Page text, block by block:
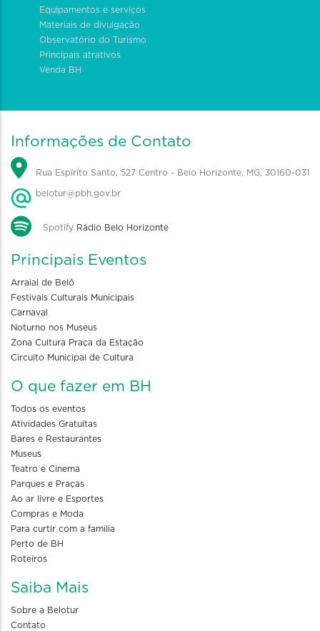
Equipamentos e serviços
Materiais de divulgação
Observatório do Turismo
Principais atrativos
Venda BH
Informações de Contato
Rua Espírito Santo, 527 Centro - Belo Horizonte, MG, 30160-031
belotur@pbh.gov.br
Spotify Rádio Belo Horizonte
Principais Eventos
Arraial de Belô
Festivais Culturais Municipais
Carnaval
Noturno nos Museus
Zona Cultura Praça da Estação
Circuito Municipal de Cultura
O que fazer em BH
Todos os eventos
Atividades Gratuitas
Bares e Restaurantes
Museus
Teatro e Cinema
Parques e Praças
Ao ar livre e Esportes
Compras e Moda
Para curtir com a familia
Perto de BH
Roteiros
Saiba Mais
Sobre a Belotur
Contato